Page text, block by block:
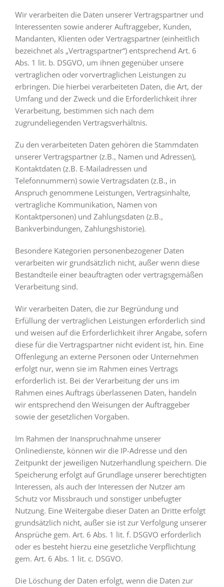
Wir verarbeiten die Daten unserer Vertragspartner und
Interessenten sowie anderer Auftraggeber, Kunden,
Mandanten, Klienten oder Vertragspartner (einheitlich
bezeichnet als „Vertragspartner“) entsprechend Art. 6
Abs. 1 lit. b. DSGVO, um ihnen gegenüber unsere
vertraglichen oder vorvertraglichen Leistungen zu
erbringen. Die hierbei verarbeiteten Daten, die Art, der
Umfang und der Zweck und die Erforderlichkeit ihrer
Verarbeitung, bestimmen sich nach dem
zugrundeliegenden Vertragsverhältnis.
Zu den verarbeiteten Daten gehören die Stammdaten
unserer Vertragspartner (z.B., Namen und Adressen),
Kontaktdaten (z.B. E-Mailadressen und
Telefonnummern) sowie Vertragsdaten (z.B., in
Anspruch genommene Leistungen, Vertragsinhalte,
vertragliche Kommunikation, Namen von
Kontaktpersonen) und Zahlungsdaten (z.B.,
Bankverbindungen, Zahlungshistorie).
Besondere Kategorien personenbezogener Daten
verarbeiten wir grundsätzlich nicht, außer wenn diese
Bestandteile einer beauftragten oder vertragsgemäßen
Verarbeitung sind.
Wir verarbeiten Daten, die zur Begründung und
Erfüllung der vertraglichen Leistungen erforderlich sind
und weisen auf die Erforderlichkeit ihrer Angabe, sofern
diese für die Vertragspartner nicht evident ist, hin. Eine
Offenlegung an externe Personen oder Unternehmen
erfolgt nur, wenn sie im Rahmen eines Vertrags
erforderlich ist. Bei der Verarbeitung der uns im
Rahmen eines Auftrags überlassenen Daten, handeln
wir entsprechend den Weisungen der Auftraggeber
sowie der gesetzlichen Vorgaben.
Im Rahmen der Inanspruchnahme unserer
Onlinedienste, können wir die IP-Adresse und den
Zeitpunkt der jeweiligen Nutzerhandlung speichern. Die
Speicherung erfolgt auf Grundlage unserer berechtigten
Interessen, als auch der Interessen der Nutzer am
Schutz vor Missbrauch und sonstiger unbefugter
Nutzung. Eine Weitergabe dieser Daten an Dritte erfolgt
grundsätzlich nicht, außer sie ist zur Verfolgung unserer
Ansprüche gem. Art. 6 Abs. 1 lit. f. DSGVO erforderlich
oder es besteht hierzu eine gesetzliche Verpflichtung
gem. Art. 6 Abs. 1 lit. c. DSGVO.
Die Löschung der Daten erfolgt, wenn die Daten zur